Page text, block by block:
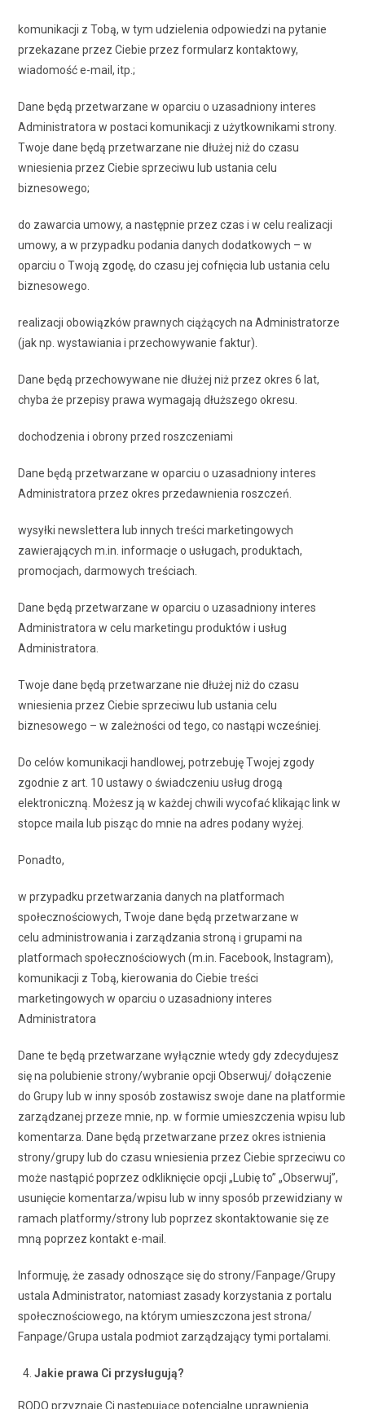
komunikacji z Tobą, w tym udzielenia odpowiedzi na pytanie
przekazane przez Ciebie przez formularz kontaktowy,
wiadomość e-mail, itp.;
Dane będą przetwarzane w oparciu o uzasadniony interes
Administratora w postaci komunikacji z użytkownikami strony.
Twoje dane będą przetwarzane nie dłużej niż do czasu
wniesienia przez Ciebie sprzeciwu lub ustania celu
biznesowego;
do zawarcia umowy, a następnie przez czas i w celu realizacji
umowy, a w przypadku podania danych dodatkowych – w
oparciu o Twoją zgodę, do czasu jej cofnięcia lub ustania celu
biznesowego.
realizacji obowiązków prawnych ciążących na Administratorze
(jak np. wystawiania i przechowywanie faktur).
Dane będą przechowywane nie dłużej niż przez okres 6 lat,
chyba że przepisy prawa wymagają dłuższego okresu.
dochodzenia i obrony przed roszczeniami
Dane będą przetwarzane w oparciu o uzasadniony interes
Administratora przez okres przedawnienia roszczeń.
wysyłki newslettera lub innych treści marketingowych
zawierających m.in. informacje o usługach, produktach,
promocjach, darmowych treściach.
Dane będą przetwarzane w oparciu o uzasadniony interes
Administratora w celu marketingu produktów i usług
Administratora.
Twoje dane będą przetwarzane nie dłużej niż do czasu
wniesienia przez Ciebie sprzeciwu lub ustania celu
biznesowego – w zależności od tego, co nastąpi wcześniej.
Do celów komunikacji handlowej, potrzebuję Twojej zgody
zgodnie z art. 10 ustawy o świadczeniu usług drogą
elektroniczną. Możesz ją w każdej chwili wycofać klikając link w
stopce maila lub pisząc do mnie na adres podany wyżej.
Ponadto,
w przypadku przetwarzania danych na platformach
społecznościowych, Twoje dane będą przetwarzane w
celu administrowania i zarządzania stroną i grupami na
platformach społecznościowych (m.in. Facebook, Instagram),
komunikacji z Tobą, kierowania do Ciebie treści
marketingowych w oparciu o uzasadniony interes
Administratora
Dane te będą przetwarzane wyłącznie wtedy gdy zdecydujesz
się na polubienie strony/wybranie opcji Obserwuj/ dołączenie
do Grupy lub w inny sposób zostawisz swoje dane na platformie
zarządzanej przeze mnie, np. w formie umieszczenia wpisu lub
komentarza. Dane będą przetwarzane przez okres istnienia
strony/grupy lub do czasu wniesienia przez Ciebie sprzeciwu co
może nastąpić poprzez odkliknięcie opcji „Lubię to” „Obserwuj”,
usunięcie komentarza/wpisu lub w inny sposób przewidziany w
ramach platformy/strony lub poprzez skontaktowanie się ze
mną poprzez kontakt e-mail.
Informuję, że zasady odnoszące się do strony/Fanpage/Grupy
ustala Administrator, natomiast zasady korzystania z portalu
społecznościowego, na którym umieszczona jest strona/
Fanpage/Grupa ustala podmiot zarządzający tymi portalami.
Jakie prawa Ci przysługują?
RODO przyznaje Ci następujące potencjalne uprawnienia